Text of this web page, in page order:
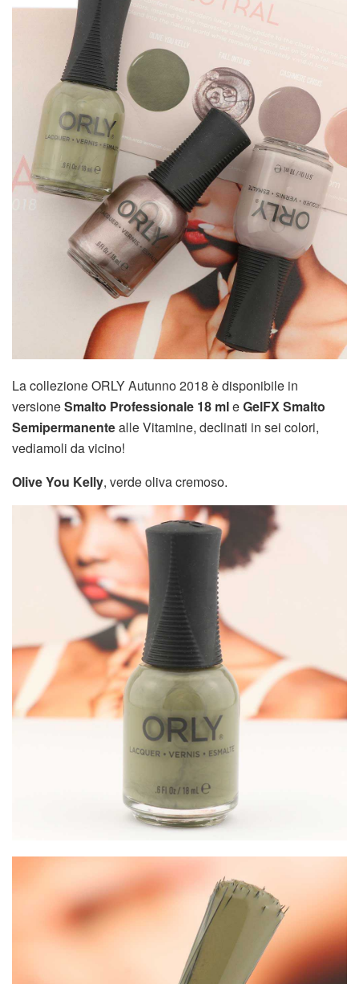
La collezione ORLY Autunno 2018 è disponibile in
versioneSmalto Professionale 18 mleGelFX Smalto
Semipermanentealle Vitamine, declinati in sei colori,
vediamoli da vicino!
Olive You Kelly, verde oliva cremoso.